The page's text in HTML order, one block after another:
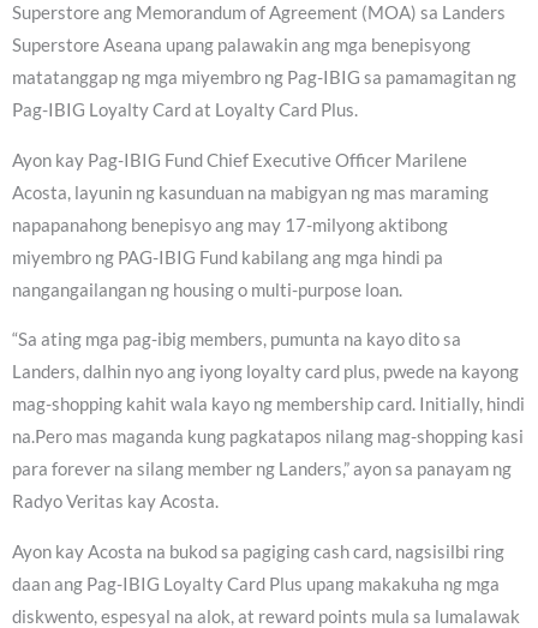
Superstore ang Memorandum of Agreement (MOA) sa Landers
Superstore Aseana upang palawakin ang mga benepisyong
matatanggap ng mga miyembro ng Pag-IBIG sa pamamagitan ng
Pag-IBIG Loyalty Card at Loyalty Card Plus.
Ayon kay Pag-IBIG Fund Chief Executive Officer Marilene
Acosta, layunin ng kasunduan na mabigyan ng mas maraming
napapanahong benepisyo ang may 17-milyong aktibong
miyembro ng PAG-IBIG Fund kabilang ang mga hindi pa
nangangailangan ng housing o multi-purpose loan.
“Sa ating mga pag-ibig members, pumunta na kayo dito sa
Landers, dalhin nyo ang iyong loyalty card plus, pwede na kayong
mag-shopping kahit wala kayo ng membership card. Initially, hindi
na.Pero mas maganda kung pagkatapos nilang mag-shopping kasi
para forever na silang member ng Landers,” ayon sa panayam ng
Radyo Veritas kay Acosta.
Ayon kay Acosta na bukod sa pagiging cash card, nagsisilbi ring
daan ang Pag-IBIG Loyalty Card Plus upang makakuha ng mga
diskwento, espesyal na alok, at reward points mula sa lumalawak